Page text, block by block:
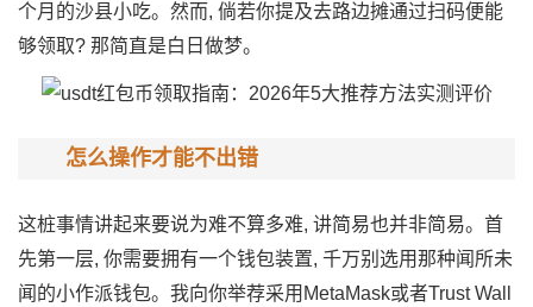
个月的沙县小吃。然而, 倘若你提及去路边摊通过扫码便能
够领取? 那简直是白日做梦。
怎么操作才能不出错
这桩事情讲起来要说为难不算多难, 讲简易也并非简易。首
先第一层, 你需要拥有一个钱包装置, 千万别选用那种闻所未
闻的小作派钱包。我向你举荐采用MetaMask或者Trust Wall